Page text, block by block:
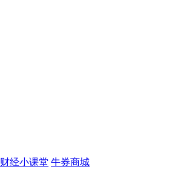
财经小课堂 牛券商城